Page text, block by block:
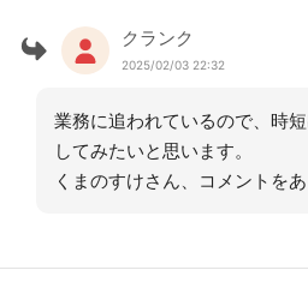
クランク
2025/02/03 22:32
業務に追われているので、時
してみたいと思います。
くまのすけさん、コメントを